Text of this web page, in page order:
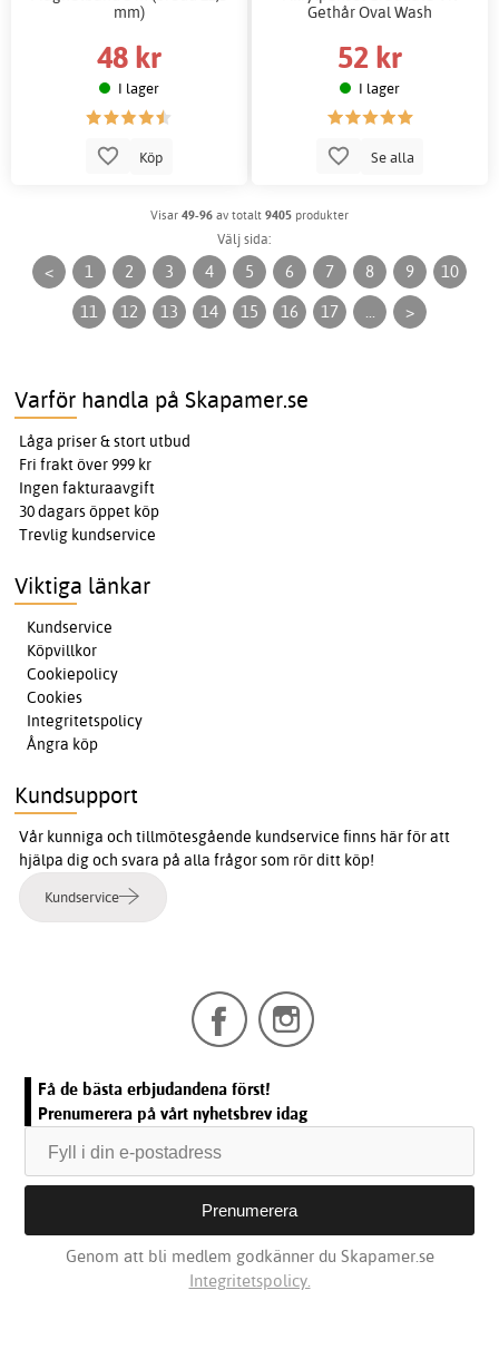
mm)
48 kr
I lager
Köp
Gethår Oval Wash
52 kr
I lager
Se alla
Visar 49-96 av totalt 9405 produkter
Välj sida:
< 1 2 3 4 5 6 7 8 9
10
11
12 13 14 15 16 17 >
Varför handla på Skapamer.se
Låga priser & stort utbud
Fri frakt över 999 kr
Ingen fakturaavgift
30 dagars öppet köp
Trevlig kundservice
Viktiga länkar
Kundservice
Köpvillkor
Cookiepolicy
Cookies
Integritetspolicy
Ångra köp
Kundsupport
Vår kunniga och tillmötesgående kundservice finns här för att
hjälpa dig och svara på alla frågor som rör ditt köp!
Kundservice
Få de bästa erbjudandena först!
Prenumerera på vårt nyhetsbrev idag
Genom att bli medlem godkänner du Skapamer.se
Integritetspolicy.